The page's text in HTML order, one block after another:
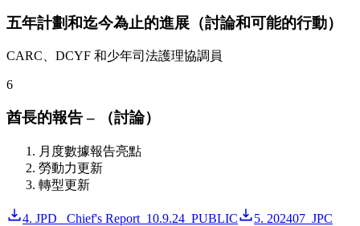
五年計劃和迄今為止的進展（討論和可能的行動）
CARC、DCYF 和少年司法護理協調員
6
酋長的報告 – （討論）
月度數據報告亮點
勞動力更新
轉型更新
4. JPD_ Chief's Report_10.9.24_PUBLIC
5. 202407_JPC